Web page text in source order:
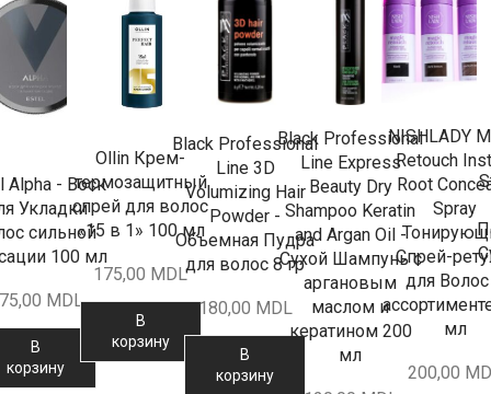
Alpha - Воск
Укладки
сильной
100 мл
MDL
В
корзину
Ollin Крем-
термозащитный
спрей для волос
«15 в 1» 100 мл
175,00 MDL
В
корзину
Black Professional
Line 3D
Volumizing Hair
Powder -
Объемная Пудра
для волос 8 гр
180,00 MDL
В
корзину
Black Professional
Line Express
Beauty Dry
Shampoo Keratin
and Argan Oil -
Сухой Шампунь с
аргановым
маслом и
кератином 200
мл
NISHLADY
Retouch
Root
Spray
Спрей-
для
мл
200,00